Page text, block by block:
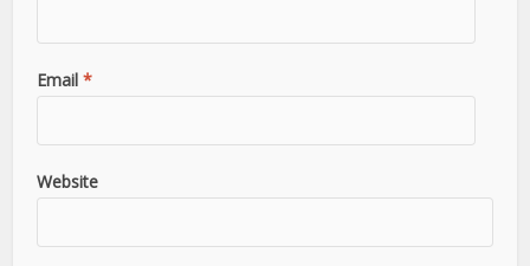
Email *
Website